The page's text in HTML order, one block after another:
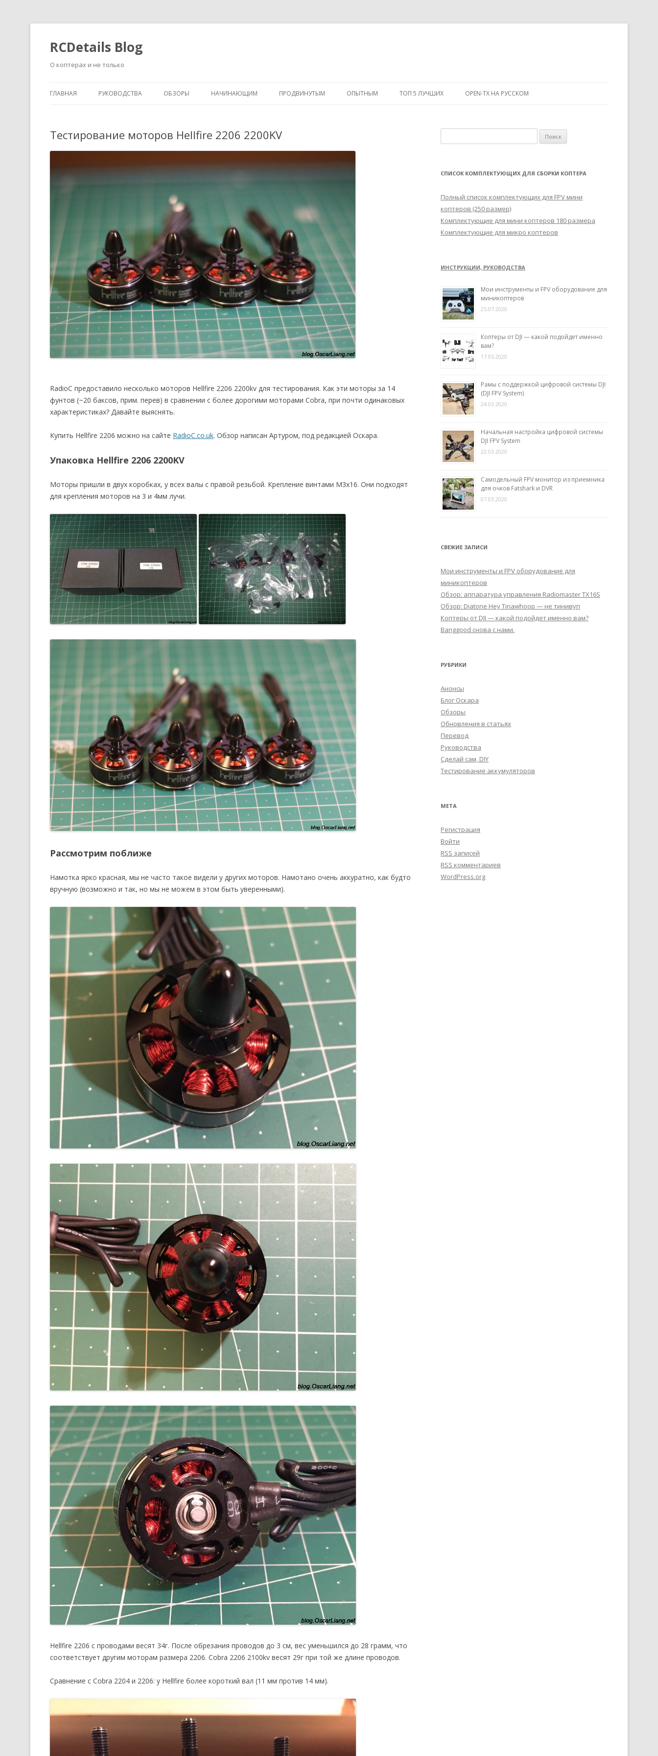
RCDetails Blog
О коптерах и не только
ГЛАВНАЯ РУКОВОДСТВА ОБЗОРЫ НАЧИНАЮЩИМ ПРОДВИНУТЫМ ОПЫТНЫМ ТОП 5 ЛУЧШИХ OPEN-TX НА РУССКОМ
Тестирование моторов Hellfire 2206 2200KV
RadioC предоставило несколько моторов Hellfire 2206 2200kv для тестирования. Как эти моторы за 14
фунтов (~20 баксов, прим. перев) в сравнении с более дорогими моторами Cobra, при почти одинаковых
характеристиках? Давайте выяснять.
Купить Hellfire 2206 можно на сайте RadioC.co.uk. Обзор написан Артуром, под редакцией Оскара.
Упаковка Hellfire 2206 2200KV
Моторы пришли в двух коробках, у всех валы с правой резьбой. Крепление винтами M3x16. Они подходят
для крепления моторов на 3 и 4мм лучи.
Рассмотрим поближе
Намотка ярко красная, мы не часто такое видели у других моторов. Намотано очень аккуратно, как будто
вручную (возможно и так, но мы не можем в этом быть уверенными).
Hellfire 2206 с проводами весят 34г. После обрезания проводов до 3 см, вес уменьшился до 28 грамм, что
соответствует другим моторам размера 2206. Cobra 2206 2100kv весят 29г при той же длине проводов.
Сравнение с Cobra 2204 и 2206: у Hellfire более короткий вал (11 мм против 14 мм).
а
т
:
СПИСОК КОМПЛЕКТУЮЩИХ ДЛЯ СБОРКИ КОПТЕРА
Полный список комплектующих для FPV мини
коптеров (250 размер)
Комплектующие для мини коптеров 180 размера
Комплектующие для микро коптеров
ИНСТРУКЦИИ, РУКОВОДСТВА
Мои инструменты и FPV оборудование для
миникоптеров
25.07.2020
Коптеры от DJI — какой подойдет именно
вам?
17.05.2020
Рамы с поддержкой цифровой системы DJI
(DJI FPV System)
24.03.2020
Начальная настройка цифровой системы
DJI FPV System
22.03.2020
Самодельный FPV монитор из приемника
для очков Fatshark и DVR
07.03.2020
СВЕЖИЕ ЗАПИСИ
Мои инструменты и FPV оборудование для
миникоптеров
Обзор: аппаратура управления Radiomaster TX16S
Обзор: Diatone Hey Tinawhoop — не тинивуп
Коптеры от DJI — какой подойдет именно вам?
Banggood снова с нами.
РУБРИКИ
Анонсы
Блог Оскара
Обзоры
Обновления в статьях
Перевод
Руководства
Сделай сам, DIY
Тестирование аккумуляторов
МЕТА
Регистрация
Войти
RSS записей
RSS комментариев
WordPress.org